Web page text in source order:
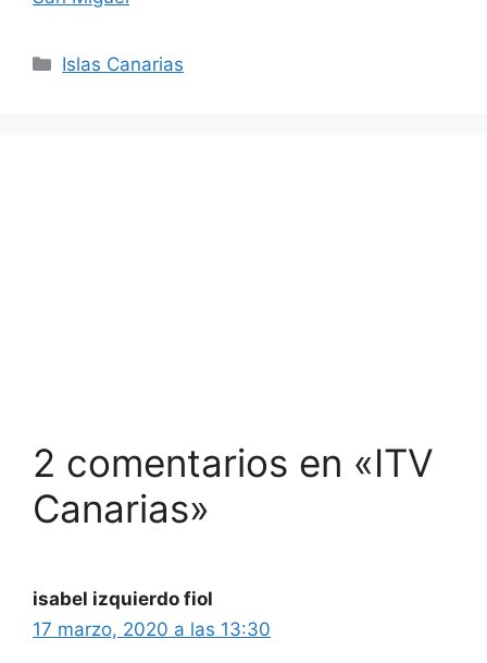
Categorías
Islas Canarias
2 comentarios en «ITV
Canarias»
isabel izquierdo fiol
17 marzo, 2020 a las 13:30